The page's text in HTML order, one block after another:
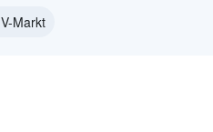
Markt